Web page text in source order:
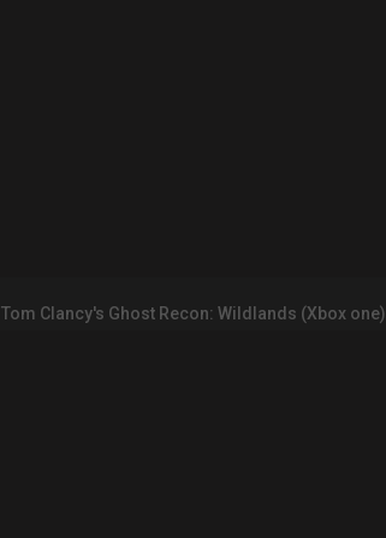
Tom Clancy's Ghost Recon: Wildlands (Xbox one)